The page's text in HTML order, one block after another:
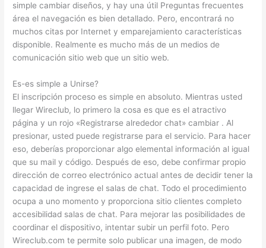
simple cambiar diseños, y hay una útil Preguntas frecuentes
área el navegación es bien detallado. Pero, encontrará no
muchos citas por Internet y emparejamiento características
disponible. Realmente es mucho más de un medios de
comunicación sitio web que un sitio web.
Es-es simple a Unirse?
El inscripción proceso es simple en absoluto. Mientras usted
llegar Wireclub, lo primero la cosa es que es el atractivo
página y un rojo «Registrarse alrededor chat» cambiar . Al
presionar, usted puede registrarse para el servicio. Para hacer
eso, deberías proporcionar algo elemental información al igual
que su mail y código. Después de eso, debe confirmar propio
dirección de correo electrónico actual antes de decidir tener la
capacidad de ingrese el salas de chat. Todo el procedimiento
ocupa a uno momento y proporciona sitio clientes completo
accesibilidad salas de chat. Para mejorar las posibilidades de
coordinar el dispositivo, intentar subir un perfil foto. Pero
Wireclub.com te permite solo publicar una imagen, de modo